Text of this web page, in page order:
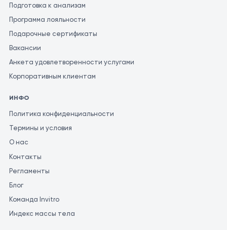
Подготовка к анализам
Программа лояльности
Подарочные сертификаты
Вакансии
Анкета удовлетворенности услугами
Корпоративным клиентам
ИНФО
Политика конфиденциальности
Термины и условия
О нас
Контакты
Регламенты
Блог
Команда Invitro
Индекс массы тела